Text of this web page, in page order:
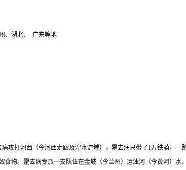
、湖北、 广东等地
攻打河西（今河西走廊及湟水流域），霍去病只带了1万铁骑，
物。霍去病专派一支队伍在金城（今兰州）运浊河（今黄河）水